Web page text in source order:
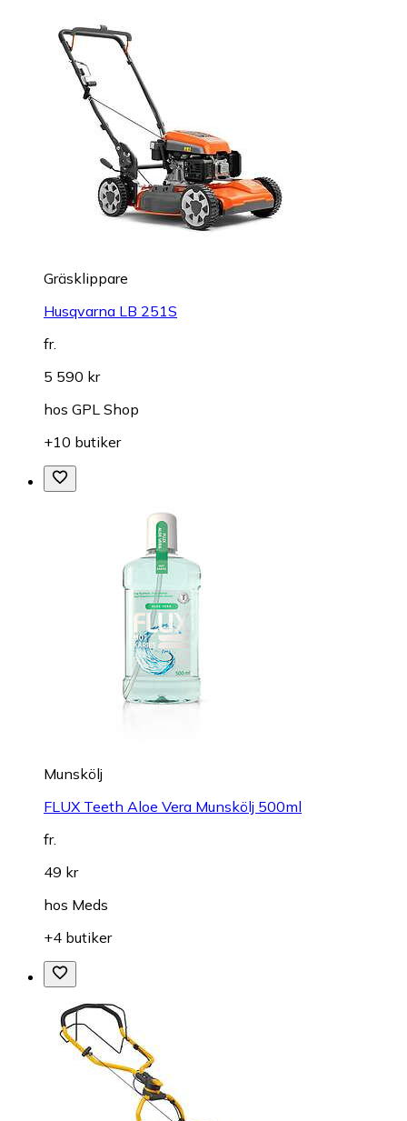
Gräsklippare
Husqvarna LB 251S
fr.
5 590 kr
hos GPL Shop
+10 butiker
Munskölj
FLUX Teeth Aloe Vera Munskölj 500ml
fr.
49 kr
hos Meds
+4 butiker